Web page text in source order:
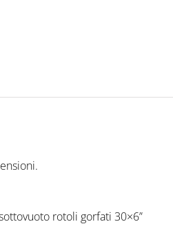
rotoli gorfati 30×6”